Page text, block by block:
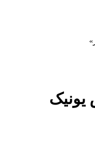
»
یونیک